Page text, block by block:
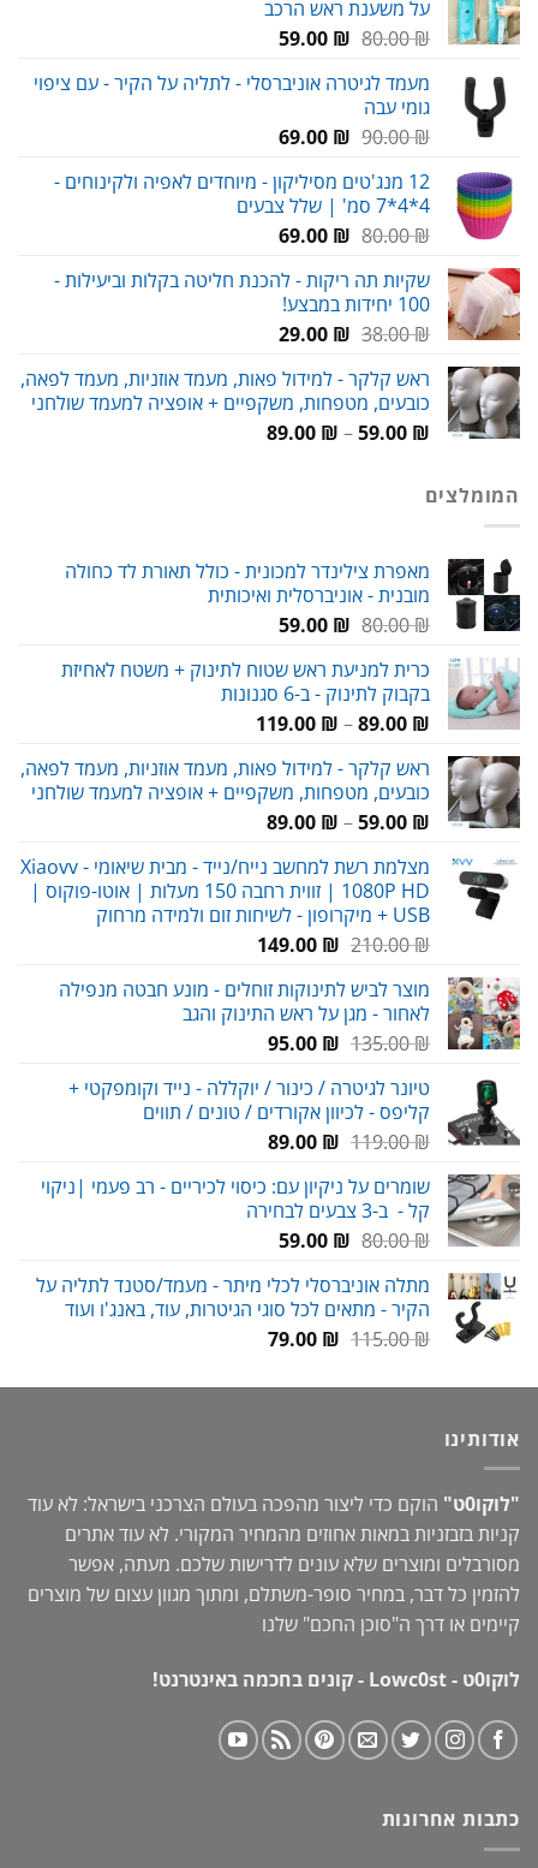
180.00 ₪.
על משענת ראש הרכב
80.00₪
המחיר
היה:
59.00 ₪
המחיר
הוא:
מעמד לגיטרה אוניברסלי - לתליה על הקיר - עם ציפוי
גומי עבה
90.00₪
המחיר
היה:
90.00 ₪.
69.00 ₪
המחיר
הוא:
69.00 ₪.
12 מנג'טים מסיליקון - מיוחדים לאפיה ולקינוחים -
4*4*7 סמ' | שלל צבעים
80.00₪
המחיר
היה:
80.00 ₪.
69.00 ₪
המחיר
הוא:
שקיות תה ריקות - להכנת חליטה בקלות וביעילות -
100 יחידות במבצע!
38.00₪
המחיר
היה:
38.00 ₪.
29.00 ₪
המחיר
הוא:
29.00 ₪.
ראש קלקר - למידול פאות, מעמד אוזניות, מעמד לפאה,
כובעים, מטפחות, משקפיים + אופציה למעמד שולחני
59.00 ₪
–
89.00 ₪
טווח
המומלצים
מאפרת צילינדר למכונית - כולל תאורת לד כחולה
מובנית - אוניברסלית ואיכותית
80.00₪
המחיר
היה:
80.00 ₪.
59.00 ₪
המחיר
הוא:
59.00 ₪.
כרית למניעת ראש שטוח לתינוק + משטח לאחיזת
בקבוק לתינוק - ב-6 סגנונות
89.00 ₪
–
119.00 ₪
עד
ראש קלקר - למידול פאות, מעמד אוזניות, מעמד לפאה,
כובעים, מטפחות, משקפיים + אופציה למעמד שולחני
59.00 ₪
–
89.00 ₪
טווח
עד
מצלמת רשת למחשב נייח/נייד - מבית שיאומי Xiaovv -
1080P HD | זווית רחבה 150 מעלות | אוטו-פוקוס |
USB + מיקרופון - לשיחות זום ולמידה מרחוק
210.00₪
המחיר
היה:
210.00 ₪.
149.00 ₪
המחיר
הוא:
149.00 ₪.
מוצר לביש לתינוקות זוחלים - מונע חבטה מנפילה
לאחור - מגן על ראש התינוק והגב
135.00₪
המחיר
היה:
135.00 ₪.
95.00 ₪
המחיר
הוא:
95.00 ₪.
טיונר לגיטרה / כינור / יוקללה - נייד וקומפקטי +
קליפס - לכיוון אקורדים / טונים / תווים
119.00₪
המחיר
היה:
119.00 ₪.
89.00 ₪
המחיר
הוא:
89.00 ₪.
שומרים על ניקיון עם: כיסוי לכיריים - רב פעמי |ניקוי
קל - ב-3 צבעים לבחירה
80.00₪
המחיר
היה:
80.00 ₪.
59.00 ₪
המחיר
הוא:
59.00 ₪.
מתלה אוניברסלי לכלי מיתר - מעמד/סטנד לתליה על
הקיר - מתאים לכל סוגי הגיטרות, עוד, באנג'ו ועוד
115.00₪
המחיר
היה:
79.00 ₪
המחיר
הוא:
אודותינו
"לוקו0ט"
הוקם כדי ליצור מהפכה בעולם הצרכני בישראל: לא עוד
קניות בזבזניות במאות אחוזים מהמחיר המקורי. לא עוד אתרים
מסורבלים ומוצרים שלא עונים לדרישות שלכם. מעתה, אפשר
להזמין כל דבר, במחיר סופר-משתלם, ומתוך מגוון עצום של מוצרים
קיימים או דרך ה"סוכן החכם" שלנו
לוקו0ט - Lowc0st - קונים בחכמה באינטרנט!
כתבות אחרונות